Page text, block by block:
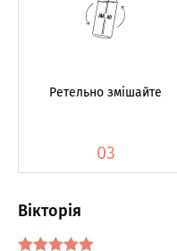
Ретельно змішайте
03
Вікторія